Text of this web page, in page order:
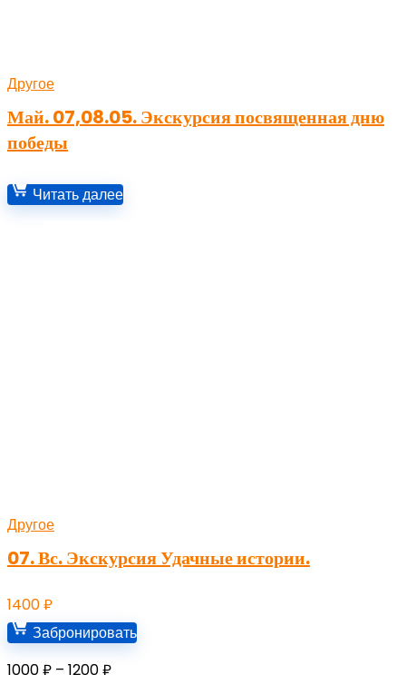
Другое
Май. 07,08.05. Экскурсия посвященная дню
победы
Читать далее
Другое
07. Вс. Экскурсия Удачные истории.
1400₽
Забронировать
1000₽ – 1200₽Диапазон